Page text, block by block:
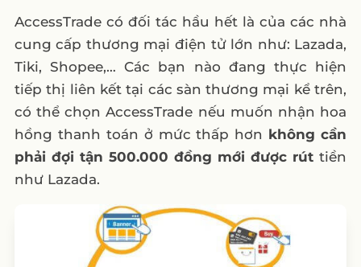
AccessTrade có đối tác hầu hết là của các nhà
cung cấp thương mại điện tử lớn như: Lazada,
Tiki, Shopee,… Các bạn nào đang thực hiện
tiếp thị liên kết tại các sàn thương mại kể trên,
có thể chọn AccessTrade nếu muốn nhận hoa
hồng thanh toán ở mức thấp hơn không cần
phải đợi tận 500.000 đồng mới được rút tiền
như Lazada.